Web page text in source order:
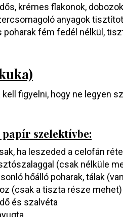
krémes flakonok,
anyagok
fém fedél nélkül,
kell figyelni, hogy ne legyen
papír szelektívbe:
ha leszeded a celofán
(csak nélküle
hőálló poharak, tálak
(csak a tiszta része mehet)
és szalvéta